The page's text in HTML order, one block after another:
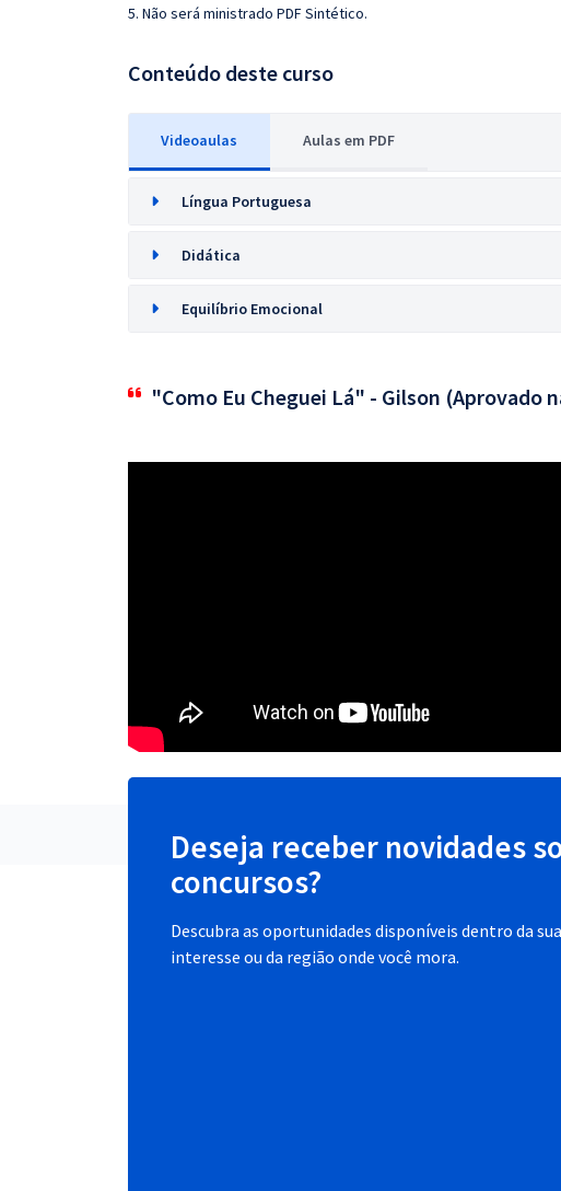
5. Não será ministrado PDF Sintético.
Conteúdo deste curso
Videoaulas Aulas em PDF
Língua Portuguesa
Didática
Equilíbrio Emocional
"Como Eu Cheguei Lá" - Gilson (Aprovado
Deseja receber novidades
concursos?
Descubra as oportunidades disponíveis dentro da
interesse ou da região onde você mora.